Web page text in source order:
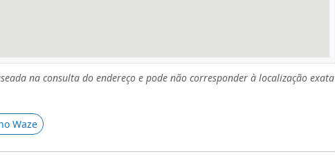
na consulta do endereço e pode não corresponder à localização exata
Waze